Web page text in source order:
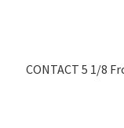
CONTACT 5 1/8